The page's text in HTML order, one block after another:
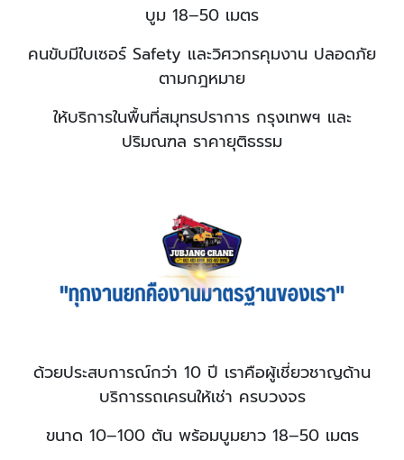
บูม 18–50 เมตร
คนขับมีใบเซอร์ Safety และวิศวกรคุมงาน ปลอดภัย
ตามกฎหมาย
ให้บริการในพื้นที่สมุทรปราการ กรุงเทพฯ และ
ปริมณฑล ราคายุติธรรม
ด้วยประสบการณ์กว่า 10 ปี เราคือผู้เชี่ยวชาญด้าน
บริการรถเครนให้เช่า ครบวงจร
ขนาด 10–100 ตัน พร้อมบูมยาว 18–50 เมตร